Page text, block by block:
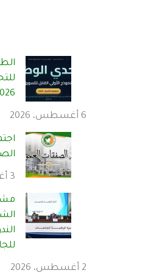
6 أغسطس، 2026
3 أغسطس، 2026
2 أغسطس، 2026